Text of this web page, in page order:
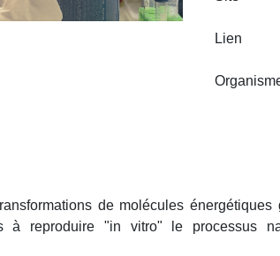
Lien
de molécules
à reproduire "in vitro" le processus